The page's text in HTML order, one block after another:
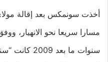
أخذت سونمكس بعد إقالة
مسارا سريعا نحو الانهيار،
سنوات ما